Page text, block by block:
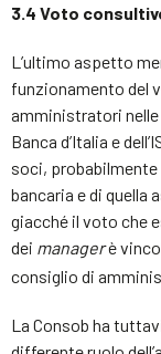
3.4 Voto
L’ultimo aspetto
funzionamento del
amministratori
Banca d’Italia e
soci, probabilmente
bancaria e di quella
giacché il voto che
dei managerè
consiglio di
La Consob ha